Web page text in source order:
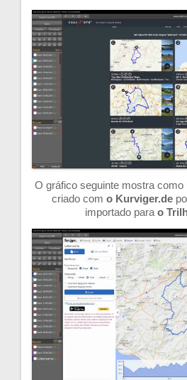
O gráfico seguinte mostra como
criado com o Kurviger.de
importado para o